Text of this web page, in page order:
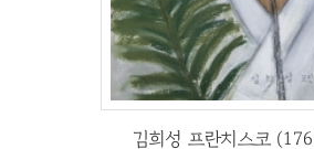
김희성 프란치스코